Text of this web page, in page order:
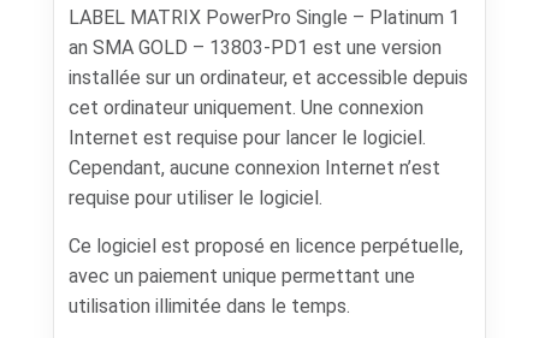
LABEL MATRIX PowerPro Single – Platinum 1
an SMA GOLD – 13803-PD1 est une version
installée sur un ordinateur, et accessible depuis
cet ordinateur uniquement. Une connexion
Internet est requise pour lancer le logiciel.
Cependant, aucune connexion Internet n’est
requise pour utiliser le logiciel.
Ce logiciel est proposé en licence perpétuelle,
avec un paiement unique permettant une
utilisation illimitée dans le temps.